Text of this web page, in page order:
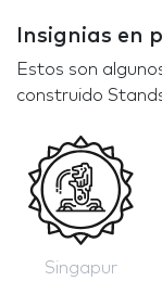
Insignias en
Estos son
construido
Singapur